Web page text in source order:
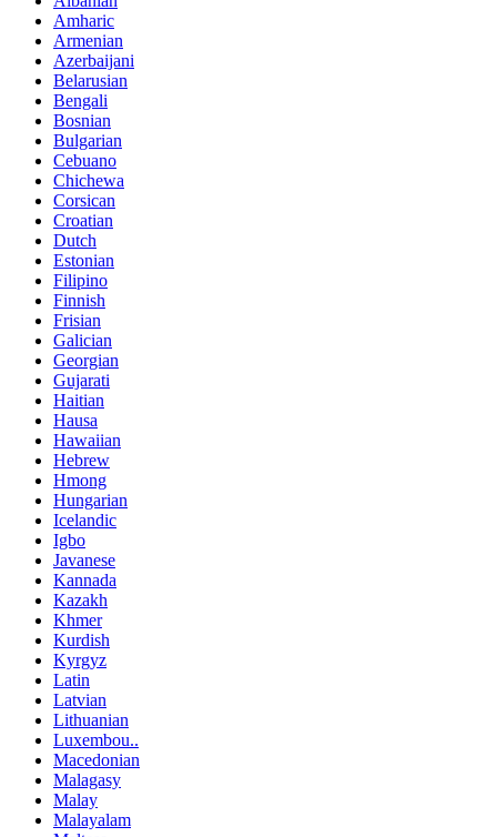
Amharic
Armenian
Azerbaijani
Belarusian
Bengali
Bosnian
Bulgarian
Cebuano
Chichewa
Corsican
Croatian
Dutch
Estonian
Filipino
Finnish
Frisian
Galician
Georgian
Gujarati
Haitian
Hausa
Hawaiian
Hebrew
Hmong
Hungarian
Icelandic
Igbo
Javanese
Kannada
Kazakh
Khmer
Kurdish
Kyrgyz
Latin
Latvian
Lithuanian
Luxembou..
Macedonian
Malagasy
Malay
Malayalam